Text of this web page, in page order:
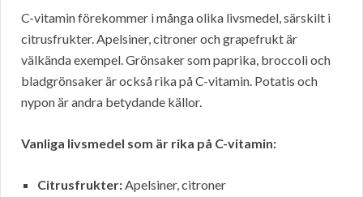
C-vitamin förekommer i många olika livsmedel, särskilt i
citrusfrukter. Apelsiner, citroner och grapefrukt är
välkända exempel. Grönsaker som paprika, broccoli och
bladgrönsaker är också rika på C-vitamin. Potatis och
nypon är andra betydande källor.
Vanliga livsmedel som är rika på C-vitamin:
Citrusfrukter:Apelsiner, citroner